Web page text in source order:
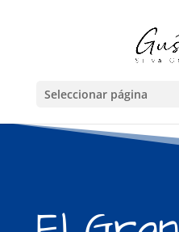
Seleccionar página